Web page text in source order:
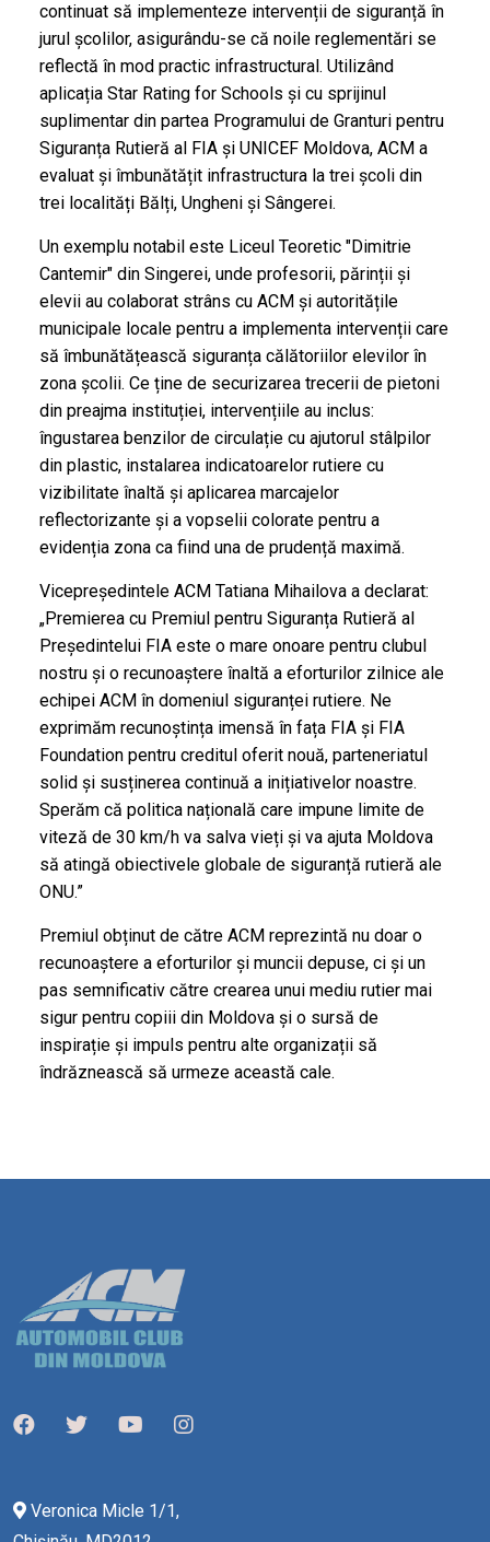
continuat să implementeze intervenții de siguranță în
jurul școlilor, asigurându-se că noile reglementări se
reflectă în mod practic infrastructural. Utilizând
aplicația Star Rating for Schools și cu sprijinul
suplimentar din partea Programului de Granturi pentru
Siguranța Rutieră al FIA și UNICEF Moldova, ACM a
evaluat și îmbunătățit infrastructura la trei școli din
trei localități Bălți, Ungheni și Sângerei.
Un exemplu notabil este Liceul Teoretic "Dimitrie
Cantemir" din Singerei, unde profesorii, părinții și
elevii au colaborat strâns cu ACM și autoritățile
municipale locale pentru a implementa intervenții care
să îmbunătățească siguranța călătoriilor elevilor în
zona școlii. Ce ține de securizarea trecerii de pietoni
din preajma instituției, intervențiile au inclus:
îngustarea benzilor de circulație cu ajutorul stâlpilor
din plastic, instalarea indicatoarelor rutiere cu
vizibilitate înaltă și aplicarea marcajelor
reflectorizante și a vopselii colorate pentru a
evidenția zona ca fiind una de prudență maximă.
Vicepreședintele ACM Tatiana Mihailova a declarat:
„Premierea cu Premiul pentru Siguranța Rutieră al
Președintelui FIA este o mare onoare pentru clubul
nostru și o recunoaștere înaltă a eforturilor zilnice ale
echipei ACM în domeniul siguranței rutiere. Ne
exprimăm recunoștința imensă în fața FIA și FIA
Foundation pentru creditul oferit nouă, parteneriatul
solid și susținerea continuă a inițiativelor noastre.
Sperăm că politica națională care impune limite de
viteză de 30 km/h va salva vieți și va ajuta Moldova
să atingă obiectivele globale de siguranță rutieră ale
ONU.”
Premiul obținut de către ACM reprezintă nu doar o
recunoaștere a eforturilor și muncii depuse, ci și un
pas semnificativ către crearea unui mediu rutier mai
sigur pentru copiii din Moldova și o sursă de
inspirație și impuls pentru alte organizații să
îndrăznească să urmeze această cale.
Veronica Micle 1/1,